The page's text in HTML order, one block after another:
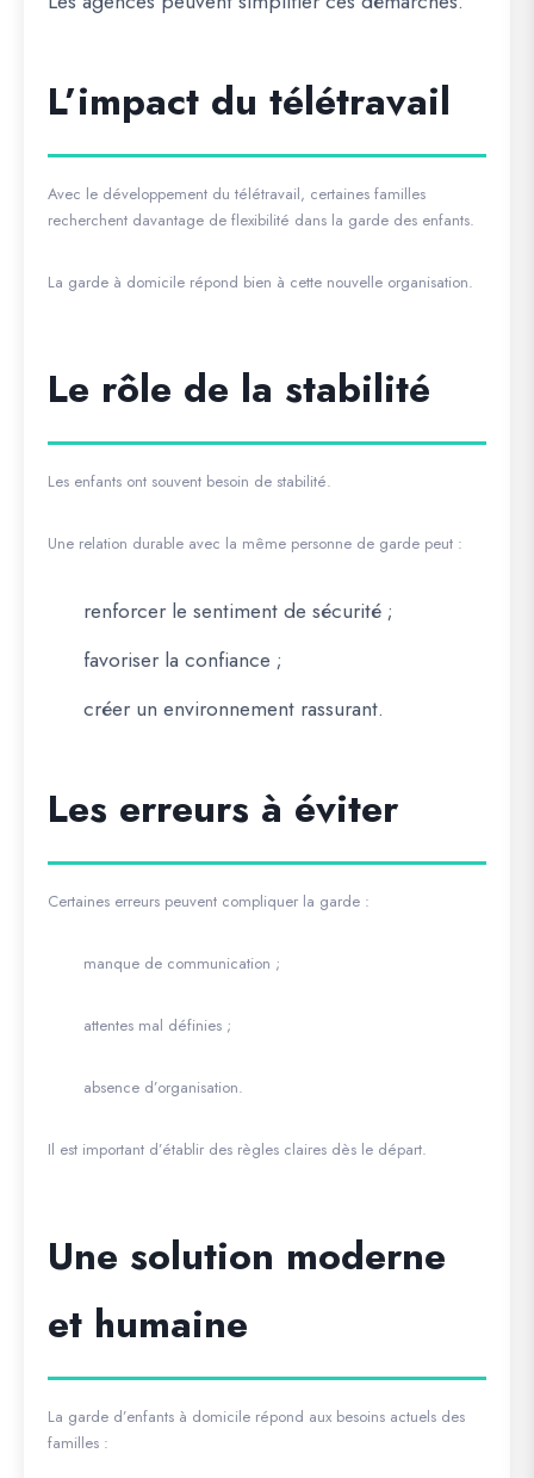
L’impact du télétravail
Avec le développement du télétravail, certaines familles
recherchent davantage de flexibilité dans la garde des enfants.
La garde à domicile répond bien à cette nouvelle organisation.
Le rôle de la stabilité
Les enfants ont souvent besoin de stabilité.
Une relation durable avec la même personne de garde peut :
renforcer le sentiment de sécurité ;
favoriser la confiance ;
créer un environnement rassurant.
Les erreurs à éviter
Certaines erreurs peuvent compliquer la garde :
manque de communication ;
attentes mal définies ;
absence d’organisation.
Il est important d’établir des règles claires dès le départ.
Une solution moderne
et humaine
La garde d’enfants à domicile répond aux besoins actuels des
familles :